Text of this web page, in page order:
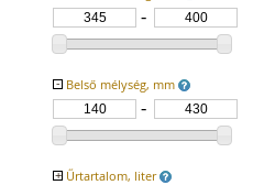
Trezorok
- Belső mélység, mm
+ Űrtartalom, liter